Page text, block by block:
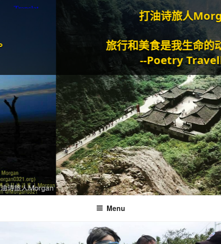
打油诗旅人Morgan
旅行和美食是我生命的动力泉
--Poetry Traveller
Menu